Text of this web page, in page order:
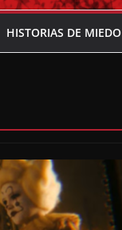
HISTORIAS DE MIEDO